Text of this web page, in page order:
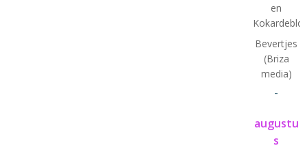
en
Bevertjes
(Briza
media)
-
augustu
s